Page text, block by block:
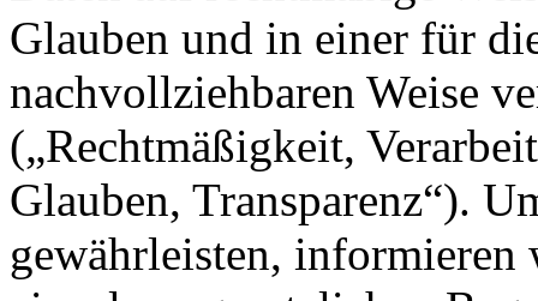
Glauben und in einer für
nachvollziehbaren Weise
(„Rechtmäßigkeit,
Glauben, Transparenz“).
gewährleisten, informieren